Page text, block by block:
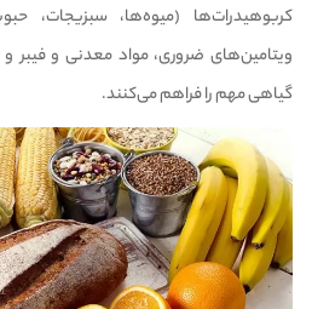
کربوهیدرات‌ها (میوه‌ها، سبزیجات،
ویتامین‌های ضروری، مواد معدنی و فیبر
گیاهی مهم را فراهم می‌کنند.